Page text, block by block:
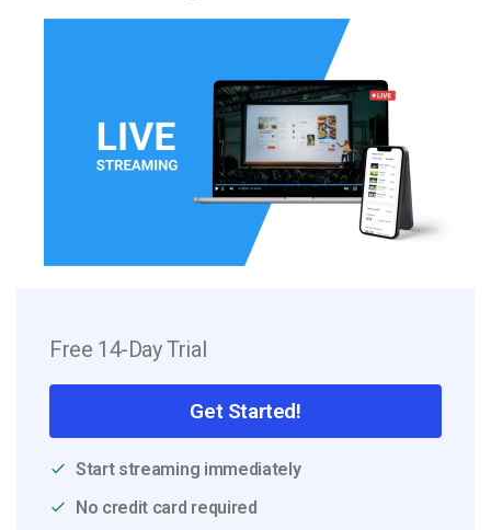
Free 14-Day Trial
Get Started!
Start streaming immediately
No credit card required